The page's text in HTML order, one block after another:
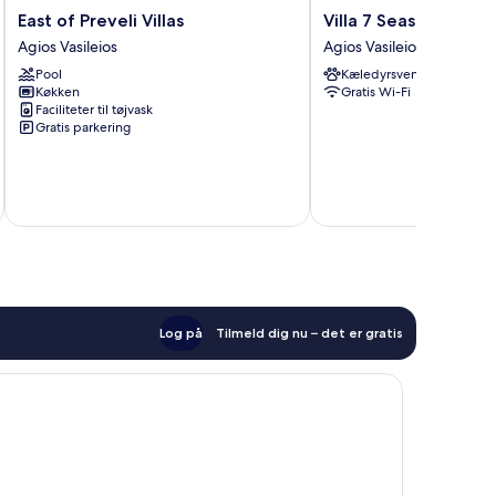
East
of
Preveli
Villas
Agios
Vasileios
East of Preveli Villas
Agios Vasileios
Pool
Køkken
Faciliteter til tøjvask
Gratis parkering
Villa
7
Seas
-
With
Villa 7 Seas - With
Agios Vasileios
Kæledyrsvenligt
Gratis Wi-Fi
Log på Tilmeld dig nu – det er gratis